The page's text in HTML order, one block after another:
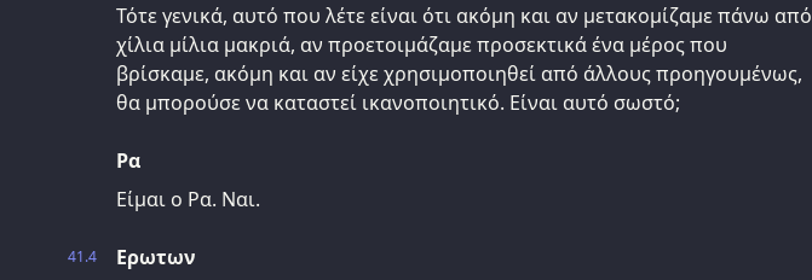
Τότε γενικά, αυτό που λέτε είναι ότι ακόμη και αν μετακομίζαμε πάνω από
χίλια μίλια μακριά, αν προετοιμάζαμε προσεκτικά ένα μέρος που
βρίσκαμε, ακόμη και αν είχε χρησιμοποιηθεί από άλλους προηγουμένως,
θα μπορούσε να καταστεί ικανοποιητικό. Είναι αυτό σωστό;
Ρα
Είμαι ο Ρα. Ναι.
41.4
Ερωτων